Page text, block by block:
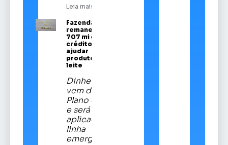
Leia mais
Fazenda
remaneja R$
707 mi em
crédito para
ajudar
produtores de
leite
Dinheiro
vem do
Plano Safra
e será
aplicado em
linha
emergencial